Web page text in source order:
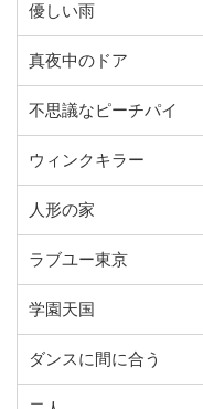
優しい雨
真夜中のドア
不思議なピーチパイ
ウィンクキラー
人形の家
ラブユー東京
学園天国
ダンスに間に合う